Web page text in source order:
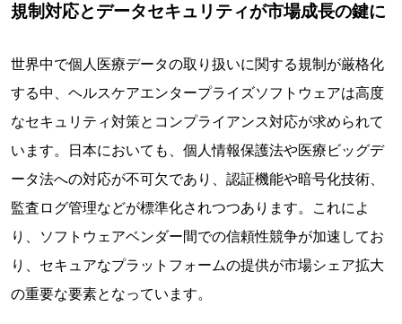
規制対応とデータセキュリティが市場成長の鍵に
世界中で個人医療データの取り扱いに関する規制が厳格化
する中、ヘルスケアエンタープライズソフトウェアは高度
なセキュリティ対策とコンプライアンス対応が求められて
います。日本においても、個人情報保護法や医療ビッグデ
ータ法への対応が不可欠であり、認証機能や暗号化技術、
監査ログ管理などが標準化されつつあります。これによ
り、ソフトウェアベンダー間での信頼性競争が加速してお
り、セキュアなプラットフォームの提供が市場シェア拡大
の重要な要素となっています。